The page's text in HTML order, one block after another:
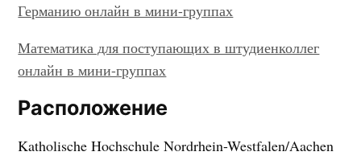
Германию онлайн в мини-группах
Математика для поступающих в штудиенколлег
онлайн в мини-группах
Расположение
Katholische Hochschule Nordrhein-Westfalen/Aachen